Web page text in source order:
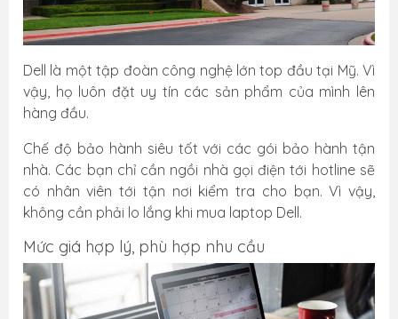
Dell là một tập đoàn công nghệ lớn top đầu tại Mỹ. Vì
vậy, họ luôn đặt uy tín các sản phẩm của mình lên
hàng đầu.
Chế độ bảo hành siêu tốt với các gói bảo hành tận
nhà. Các bạn chỉ cần ngồi nhà gọi điện tới hotline sẽ
có nhân viên tới tận nơi kiểm tra cho bạn. Vì vậy,
không cần phải lo lắng khi mua laptop Dell.
Mức giá hợp lý, phù hợp nhu cầu